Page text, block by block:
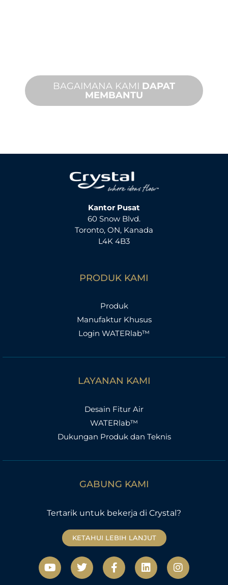
BAGAIMANA KAMI DAPAT
MEMBANTU
Kantor Pusat
60 Snow Blvd.
Toronto, ON, Kanada
L4K 4B3
PRODUK KAMI
Produk
Manufaktur Khusus
Login WATERlab™
LAYANAN KAMI
Desain Fitur Air
WATERlab™
Dukungan Produk dan Teknis
GABUNG KAMI
Tertarik untuk bekerja di Crystal?
KETAHUI LEBIH LANJUT
Y
o
u
T
w
i
F
a
c
L
i
n
I
n
s